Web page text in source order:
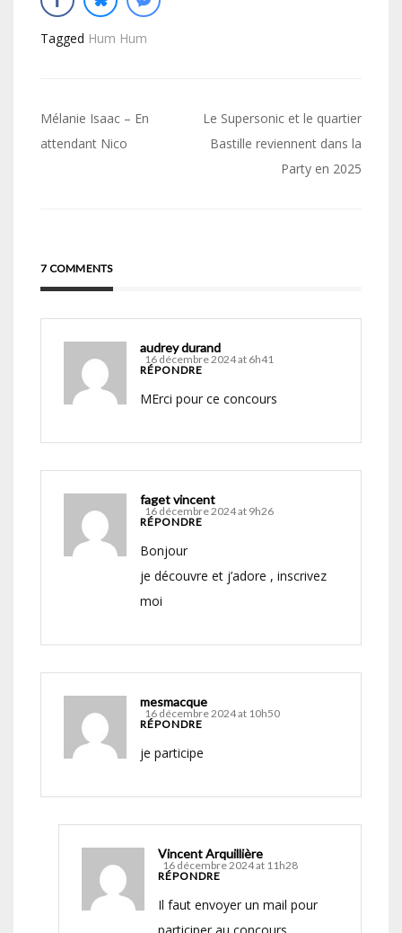
Tagged Hum Hum
Navigation
de
Mélanie Isaac – En
attendant Nico
Le Supersonic et le quartier
Bastille reviennent dans la
Party en 2025
7 COMMENTS
audrey durand
16 décembre 2024 at 6h41
RÉPONDRE
MErci pour ce concours
faget vincent
16 décembre 2024 at 9h26
RÉPONDRE
Bonjour
je découvre et j’adore , inscrivez
moi
mesmacque
16 décembre 2024 at 10h50
RÉPONDRE
je participe
Vincent Arquillière
16 décembre 2024 at 11h28
RÉPONDRE
Il faut envoyer un mail pour